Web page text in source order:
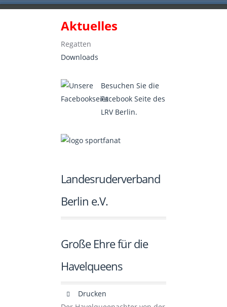
Landesruderverband Berlin e.V.
Aktuelles
Regatten
Downloads
Besuchen Sie die
Facebook Seite des
LRV Berlin.
Landesruderverband
Berlin e.V.
Große Ehre für die
Havelqueens
Drucken